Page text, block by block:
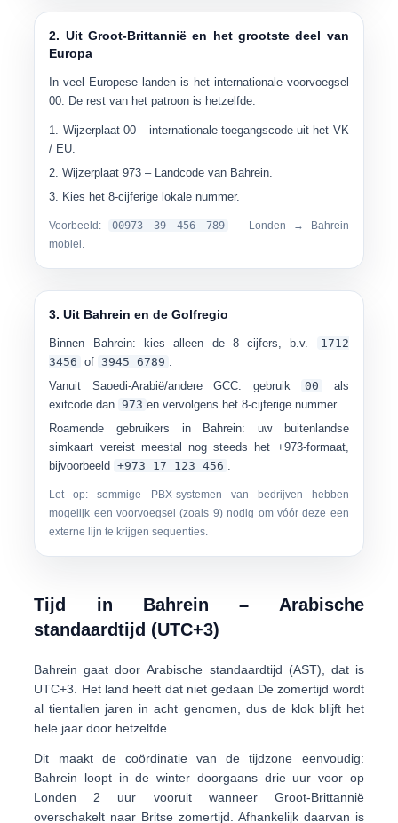
2. Uit Groot-Brittannië en het grootste deel van
Europa
In veel Europese landen is het internationale voorvoegsel
00. De rest van het patroon is hetzelfde.
Wijzerplaat 00– internationale toegangscode uit het VK
/ EU.
Wijzerplaat973 – Landcode van Bahrein.
Kies het 8-cijferige lokale nummer.
Voorbeeld: 00973 39 456 789
– Londen → Bahrein
mobiel.
3. Uit Bahrein en de Golfregio
Binnen Bahrein: kies alleen de 8 cijfers, b.v.
1712
3456 of 3945 6789 .
Vanuit Saoedi-Arabië/andere GCC: gebruik 00
als
exitcode dan 973 en vervolgens het 8-cijferige nummer.
Roamende gebruikers in Bahrein: uw buitenlandse
simkaart vereist meestal nog steeds het +973-formaat,
bijvoorbeeld
+973 17 123 456 .
Let op: sommige PBX-systemen van bedrijven hebben
mogelijk een voorvoegsel (zoals 9) nodig om vóór deze een
externe lijn te krijgen sequenties.
Tijd in Bahrein – Arabische
standaardtijd (UTC+3)
Bahrein gaat doorArabische standaardtijd (AST) , dat is
UTC+3. Het land heeft dat niet gedaan De zomertijd wordt
al tientallen jaren in acht genomen, dus de klok blijft het
hele jaar door hetzelfde.
Dit maakt de coördinatie van de tijdzone eenvoudig:
Bahrein loopt in de winter doorgaans drie uur voor op
Londen 2 uur vooruit wanneer Groot-Brittannië
overschakelt naar Britse zomertijd. Afhankelijk daarvan is